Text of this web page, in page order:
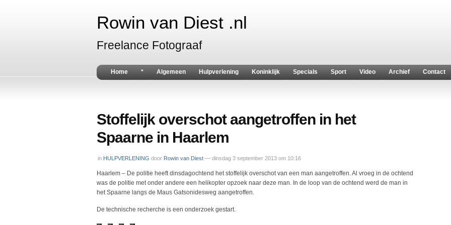
Rowin van Diest .nl
Freelance Fotograaf
Home * Algemeen Hulpverlening Koninklijk Specials Sport Video Archief Contact
Stoffelijk overschot aangetroffen in het
Spaarne in Haarlem
in HULPVERLENING door Rowin van Diest — dinsdag 3 september 2013 om 10:16
Haarlem – De politie heeft dinsdagochtend het stoffelijk overschot van een man aangetroffen. Al vroeg in de ochtend
was de politie met onder andere een helikopter opzoek naar deze man. In de loop van de ochtend werd de man in
het Spaarne langs de Maus Gatsonidesweg aangetroffen.
De technische recherche is een onderzoek gestart.